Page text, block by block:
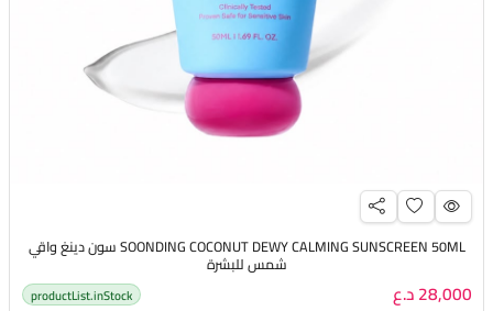
SOONDING COCONUT DEWY CALMING SUNSCREEN 50ML سون دينغ واقي
شمس للبشرة
28,000 د.ع productList.inStock